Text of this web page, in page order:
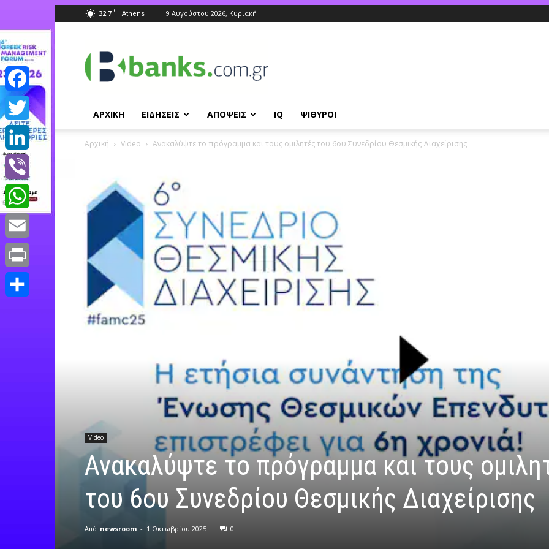
32.7 C Athens 9 Αυγούστου 2026, Κυριακή
ΑΡΧΙΚΗ ΕΙΔΗΣΕΙΣ ΑΠΟΨΕΙΣ IQ ΨΙΘΥΡΟΙ
Αρχική Video Ανακαλύψτε το πρόγραμμα και τους ομιλητές του 6ου Συνεδρίου Θεσμικής Διαχείρισης
Video
Ανακαλύψτε το πρόγραμμα και τους
του 6ου Συνεδρίου Θεσμικής Διαχείρισης
Από newsroom - 1 Οκτωβρίου 2025 0
Facebook
Twitter
LinkedIn
Viber
WhatsApp
Email
Print